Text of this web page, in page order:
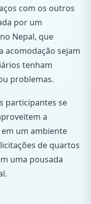
com os outros
por um
Nepal, que
acomodação sejam
tenham
problemas.
participantes se
a
um ambiente
de quartos
uma pousada